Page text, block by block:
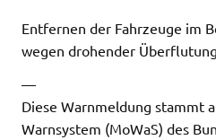
Entfernen der Fahrzeuge im
wegen drohender
—
Diese Warnmeldung stammt
Warnsystem (MoWaS) des